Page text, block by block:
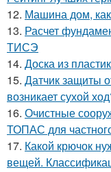
12. Машина дом,
13. Расчет
ТИСЭ
14. Доска из
15. Датчик защиты
возникает сухой
16. Очистные
ТОПАС для
17. Какой крючок
вещей.